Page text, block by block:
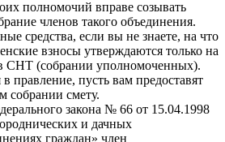
полномочий вправе созывать
членов такого объединения.
средства, если вы не знаете, на что
взносы утверждаются только на
СНТ (собрании уполномоченных).
правление, пусть вам предоставят
собрании смету.
закона № 66 от 15.04.1998
и дачных
граждан» член